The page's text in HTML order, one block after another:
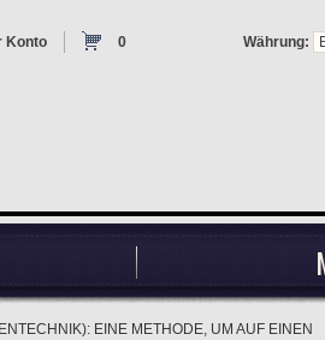
Konto 0 Währung:
EINE METHODE, UM AUF EINEN